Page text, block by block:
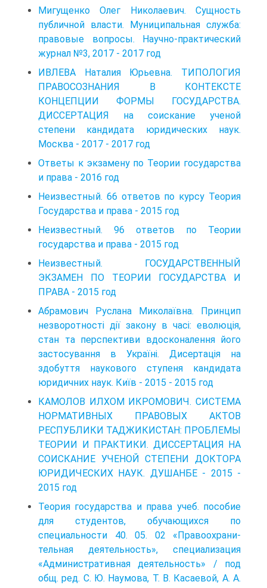
Мигущенко Олег Николаевич. Сущность
публичной власти. Муниципальная служба:
правовые вопросы. Научно-практический
журнал №3, 2017 - 2017 год
ИВЛЕВА Наталия Юрьевна. ТИПОЛОГИЯ
ПРАВОСОЗНАНИЯ В КОНТЕКСТЕ
КОНЦЕПЦИИ ФОРМЫ ГОСУДАРСТВА.
ДИССЕРТАЦИЯ на соискание ученой
степени кандидата юридических наук.
Москва - 2017 - 2017 год
Ответы к экзамену по Теории государства
и права - 2016 год
Неизвестный. 66 ответов по курсу Теория
Государства и права - 2015 год
Неизвестный. 96 ответов по Теории
государства и права - 2015 год
Неизвестный. ГОСУДАРСТВЕННЫЙ
ЭКЗАМЕН ПО ТЕОРИИ ГОСУДАРСТВА И
ПРАВА - 2015 год
Абрамович Руслана Миколаївна. Принцип
незворотності дії закону в часі: еволюція,
стан та перспективи вдосконалення його
застосування в Україні. Дисертація на
здобуття наукового ступеня кандидата
юридичних наук. Київ - 2015 - 2015 год
КАМОЛОВ ИЛХОМ ИКРОМОВИЧ. СИСТЕМА
НОРМАТИВНЫХ ПРАВОВЫХ АКТОВ
РЕСПУБЛИКИ ТАДЖИКИСТАН: ПРОБЛЕМЫ
ТЕОРИИ И ПРАКТИКИ. ДИССЕРТАЦИЯ НА
СОИСКАНИЕ УЧЕНОЙ СТЕПЕНИ ДОКТОРА
ЮРИДИЧЕСКИХ НАУК. ДУШАНБЕ - 2015 -
2015 год
Теория государства и права учеб. пособие
для студентов, обучающихся по
специальности 40. 05. 02 «Правоохрани­
тельная деятельность», специализация
«Административная деятельность» / под
общ. ред. С. Ю. Наумова, Т. В. Касаевой, А. А.